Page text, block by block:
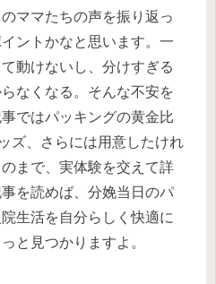
ママたちの声を振り返っ
ントかなと思います。一
動けないし、分けすぎる
なくなる。そんな不安を
ではパッキングの黄金比
ズ、さらには用意したけれ
まで、実体験を交えて詳
を読めば、分娩当日のパ
生活を自分らしく快適に
と見つかりますよ。